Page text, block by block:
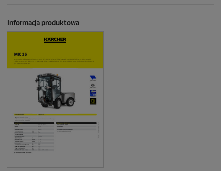
Informacja produktowa